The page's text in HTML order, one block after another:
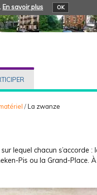
En savoir plus OK
/La zwanze
lequel chacun s’accorde :
Pis ou la Grand-Place. À